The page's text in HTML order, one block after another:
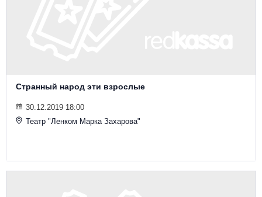
Странный народ эти взрослые
30.12.2019 18:00
Театр "Ленком Марка Захарова"